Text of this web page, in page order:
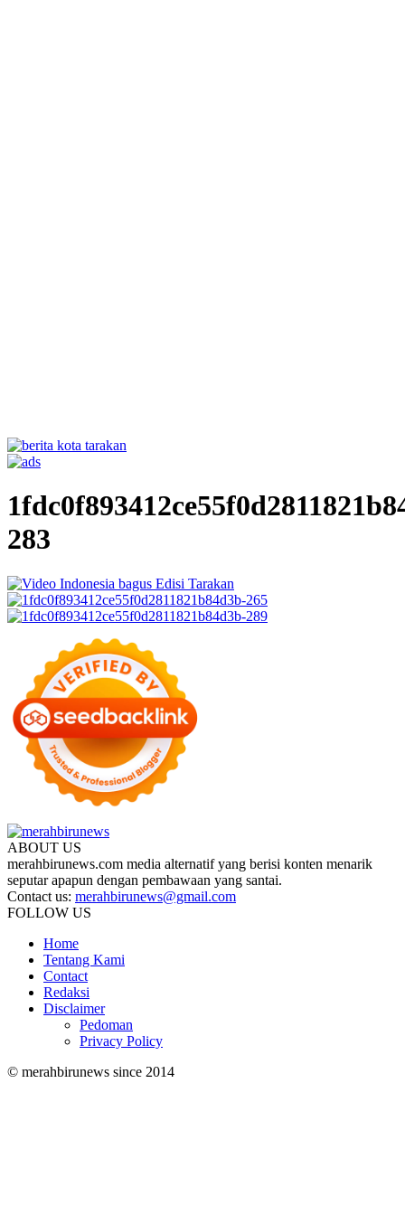
283
ABOUT US
merahbirunews.com media alternatif yang berisi konten menarik
seputar apapun dengan pembawaan yang santai.
Contact us: merahbirunews@gmail.com
FOLLOW US
Home
Tentang Kami
Contact
Redaksi
Disclaimer
Pedoman
Privacy Policy
© merahbirunews since 2014